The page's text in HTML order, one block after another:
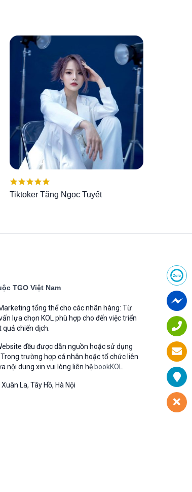
Tiktoker Tăng Ngọc Tuyết
Được xếp
TGO Việt Nam
tổng thể cho các nhãn hàng: Từ
lựa chọn KOL phù hợp cho đến việc triển
chiến dịch.
đều được dẫn nguồn hoặc sử dụng
trường hợp cá nhân hoặc tổ chức liên
nội dung xin vui lòng liên hệ bookKOL
La, Tây Hồ, Hà Nội